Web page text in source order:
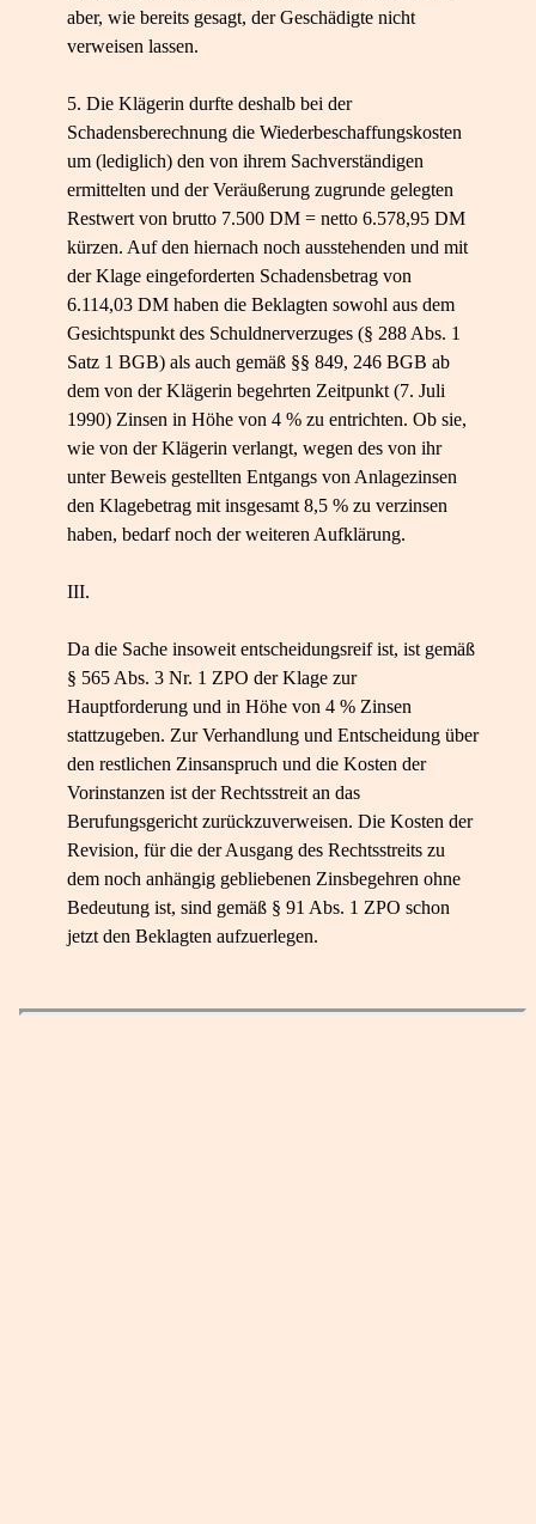
aber, wie bereits gesagt, der Geschädigte nicht
verweisen lassen.
5. Die Klägerin durfte deshalb bei der
Schadensberechnung die Wiederbeschaffungskosten
um (lediglich) den von ihrem Sachverständigen
ermittelten und der Veräußerung zugrunde gelegten
Restwert von brutto 7.500 DM = netto 6.578,95 DM
kürzen. Auf den hiernach noch ausstehenden und mit
der Klage eingeforderten Schadensbetrag von
6.114,03 DM haben die Beklagten sowohl aus dem
Gesichtspunkt des Schuldnerverzuges (§ 288 Abs. 1
Satz 1 BGB) als auch gemäß §§ 849, 246 BGB ab
dem von der Klägerin begehrten Zeitpunkt (7. Juli
1990) Zinsen in Höhe von 4 % zu entrichten. Ob sie,
wie von der Klägerin verlangt, wegen des von ihr
unter Beweis gestellten Entgangs von Anlagezinsen
den Klagebetrag mit insgesamt 8,5 % zu verzinsen
haben, bedarf noch der weiteren Aufklärung.
III.
Da die Sache insoweit entscheidungsreif ist, ist gemäß
§ 565 Abs. 3 Nr. 1 ZPO der Klage zur
Hauptforderung und in Höhe von 4 % Zinsen
stattzugeben. Zur Verhandlung und Entscheidung über
den restlichen Zinsanspruch und die Kosten der
Vorinstanzen ist der Rechtsstreit an das
Berufungsgericht zurückzuverweisen. Die Kosten der
Revision, für die der Ausgang des Rechtsstreits zu
dem noch anhängig gebliebenen Zinsbegehren ohne
Bedeutung ist, sind gemäß § 91 Abs. 1 ZPO schon
jetzt den Beklagten aufzuerlegen.